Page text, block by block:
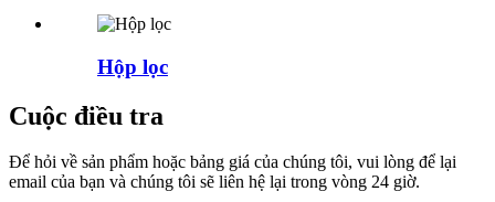
Hộp lọc
Cuộc điều tra
Để hỏi về sản phẩm hoặc bảng giá của chúng tôi, vui lòng để lại
email của bạn và chúng tôi sẽ liên hệ lại trong vòng 24 giờ.